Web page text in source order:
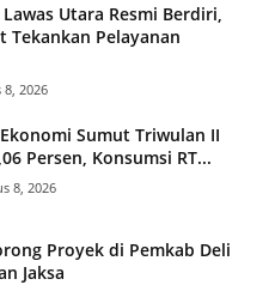
Utara Resmi Berdiri,
Tekankan Pelayanan
8, 2026
Sumut Triwulan II
Persen, Konsumsi RT...
8, 2026
Proyek di Pemkab Deli
Jaksa